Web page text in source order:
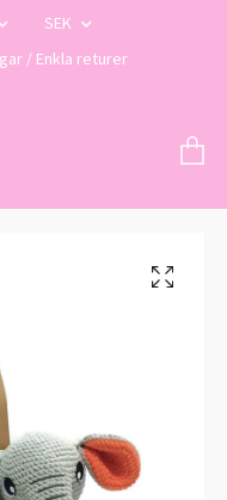
SEK
/ Enkla returer